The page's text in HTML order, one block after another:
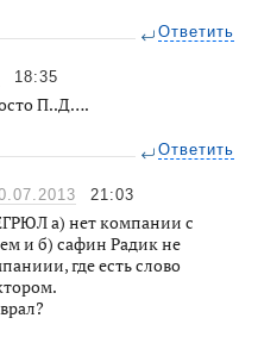
Ответить
18:35
П..Д….
Ответить
21:03
а) нет компании с
и б) сафин Радик не
где есть слово